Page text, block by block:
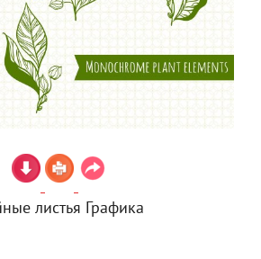
листья Графика